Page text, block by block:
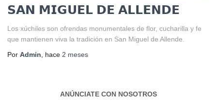
𝗦𝗔𝗡 𝗠𝗜𝗚𝗨𝗘𝗟 𝗗𝗘 𝗔𝗟𝗟𝗘𝗡𝗗𝗘
Los xúchiles son ofrendas monumentales de flor, cucharilla y fe
que mantienen viva la tradición en San Miguel de Allende.
Por Admin , hace 2 meses
ANÚNCIATE CON NOSOTROS